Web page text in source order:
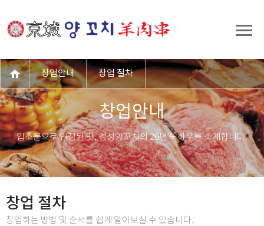
창업안내
입소문으로 인정된 맛, 경성양꼬치의 26년 노하우를 소개합니다.
창업 절차
창업하는 방법 및 순서를 쉽게 알아보실 수 있습니다.
창업안내 창업 절차